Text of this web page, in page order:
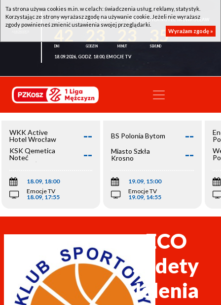
WKK ACTIVE HOTEL WROCŁAW - KSK QEMETICA NOTEĆ INOWROCŁAW
35
18.09.2026, GODZ. 18:00, EMOCJE TV
WKK Active
Hotel Wrocław
--
KSK Qemetica
Noteć
Inowrocław
--
18.09, 18:00
Emocje TV
18.09, 17:55
BS Polonia Bytom --
Miasto Szkła
Krosno
--
19.09, 15:00
Emocje TV
19.09, 14:55
ECO
Sudety
Jelenia
Ta strona używa cookies m.in. w celach: świadczenia usług, reklamy, statystyk.
Korzystając ze strony wyrażasz zgodę na używanie cookie. Jeżeli nie wyrażasz
zgody powinieneś zmienić ustawienia swojej przeglądarki.
Wyrażam zgodę »